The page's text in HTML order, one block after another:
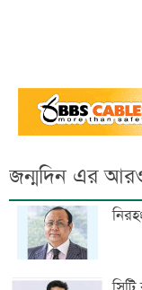
জন্মদিন এর